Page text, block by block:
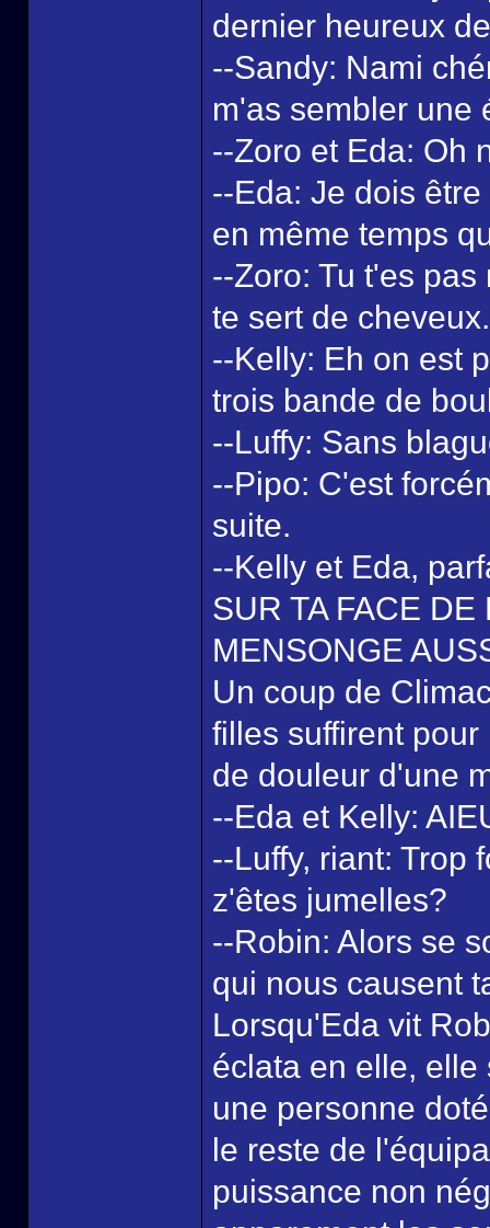
dernier heureux
--Sandy: Nami
m'as sembler une
--Zoro et Eda: Oh
--Eda: Je dois
en même temps
--Zoro: Tu t'es
te sert de cheveux.
--Kelly: Eh on est
trois bande de
--Luffy: Sans
--Pipo: C'est
suite.
--Kelly et Eda,
SUR TA FACE
MENSONGE
Un coup de
filles suffirent
de douleur d'une
--Eda et Kelly:
--Luffy, riant: Trop
z'êtes jumelles?
--Robin: Alors se
qui nous causent
Lorsqu'Eda vit
éclata en elle,
une personne
le reste de
puissance non